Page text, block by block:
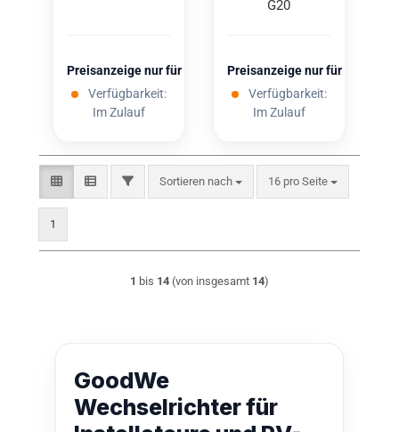
Preisanzeige nur für freigeschaltete Kunden
Verfügbarkeit:
Im Zulauf
G20
Preisanzeige nur für
Verfügbarkeit:
Im Zulauf
FILTERSortieren nach 16 pro Seite
1
1 bis 14 (von insgesamt 14)
GoodWe
Wechselrichter für